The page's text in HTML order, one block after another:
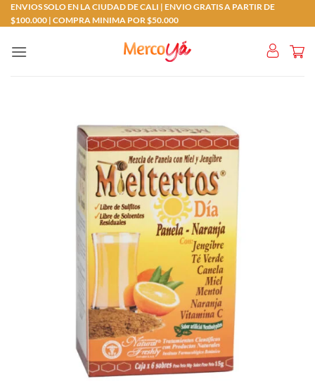
Saltar
al
ENVIOS SOLO EN LA CIUDAD DE CALI | ENVIO GRATIS A PARTIR DE
$100.000 | COMPRA MINIMA POR $50.000